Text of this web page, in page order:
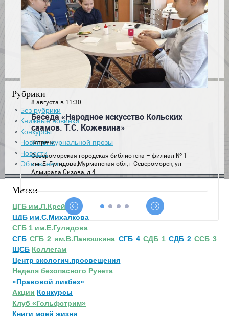
Рубрики
Без рубрики
Книжные новинки
Конкурсы
Новинки журнальной прозы
Новости
Объявления
Метки
ЦГБ им.Л.Крейна
ЦДБ им.С.Михалкова
СГБ 1 им.Е.Гулидова
СГБ СГБ 2 им.В.Панюшкина СГБ 4 СДБ 1 СДБ 2 ССБ 3
ЩСБ Коллегам
Центр экологич.просвещения
Неделя безопасного Рунета
«Правовой ликбез»
Акции Конкурсы
Клуб «Гольфстрим»
Книги моей жизни